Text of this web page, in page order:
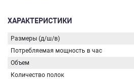
ХАРАКТЕРИСТИКИ
Размеры (д/ш/в)
Потребляемая мощность в час
Объем
Количество полок